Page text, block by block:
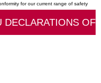
for our current range of safety
DECLARATIONS OF